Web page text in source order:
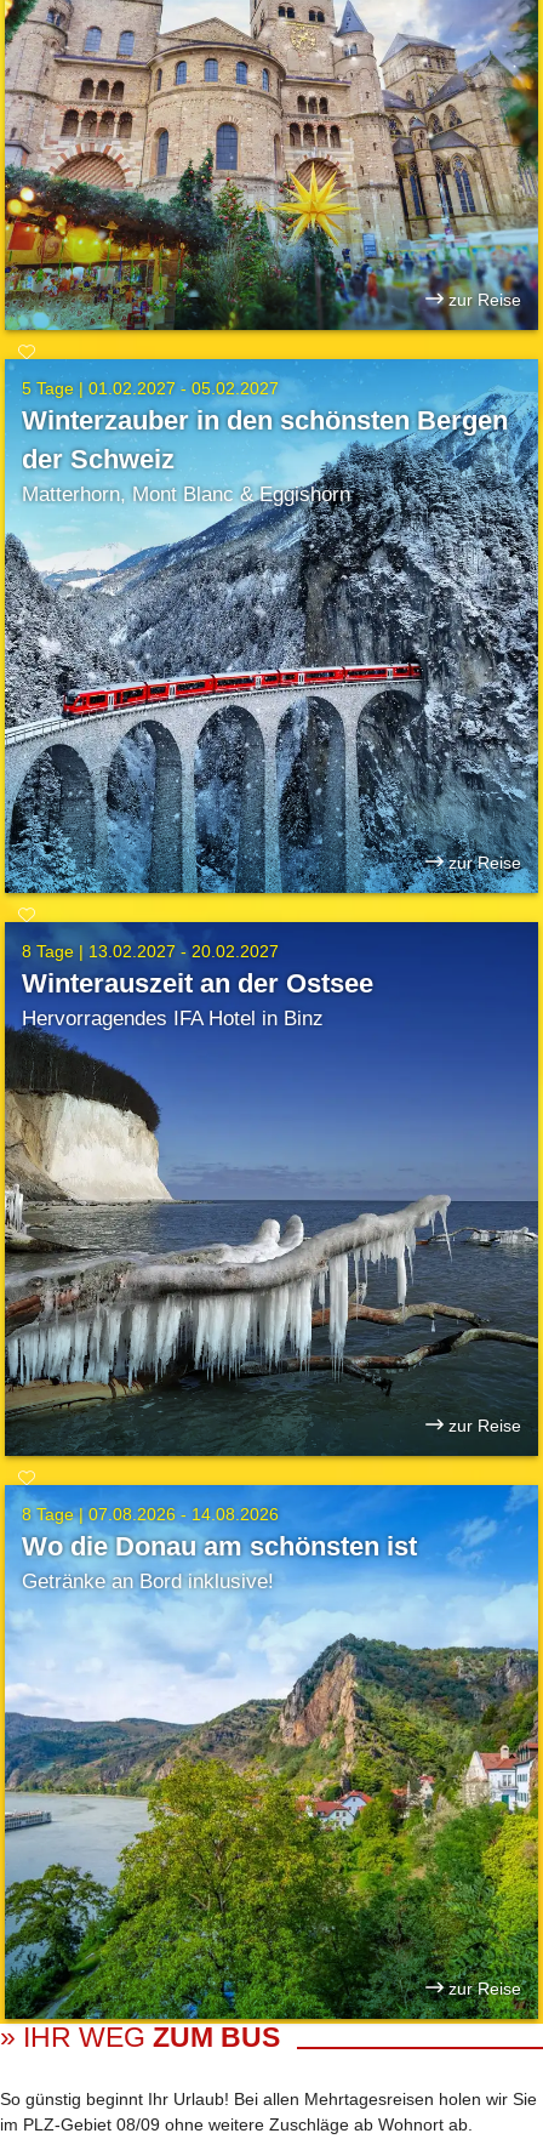
zur Reise
5 Tage |01.02.2027 - 05.02.2027
Winterzauber in den schönsten Bergen
der Schweiz
Matterhorn, Mont Blanc & Eggishorn
zur Reise
8 Tage | 13.02.2027 - 20.02.2027
Winterauszeit an der Ostsee
Hervorragendes IFA Hotel in Binz
zur Reise
8 Tage |07.08.2026 - 14.08.2026
Wo die Donau am schönsten ist
Getränke an Bord inklusive!
zur Reise
» IHR WEG ZUM BUS
So günstig beginnt Ihr Urlaub! Bei allen Mehrtages­reisen holen wir Sie
im PLZ-Gebiet 08/09 ohne weitere Zuschläge ab Wohnort ab.